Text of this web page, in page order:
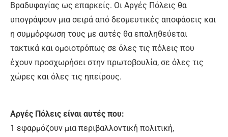
Βραδυφαγίας ως επαρκείς. Οι Αργές Πόλεις θα
υπογράψουν μια σειρά από δεσμευτικές αποφάσεις και
η συμμόρφωση τους με αυτές θα επαληθεύεται
τακτικά και ομοιοτρόπως σε όλες τις πόλεις που
έχουν προσχωρήσει στην πρωτοβουλία, σε όλες τις
χώρες και όλες τις ηπείρους.
Αργές Πόλεις είναι αυτές που:
1 εφαρμόζουν μια περιβαλλοντική πολιτική,